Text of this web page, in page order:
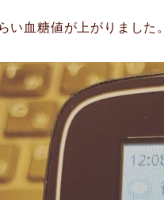
い血糖値が上がりました。